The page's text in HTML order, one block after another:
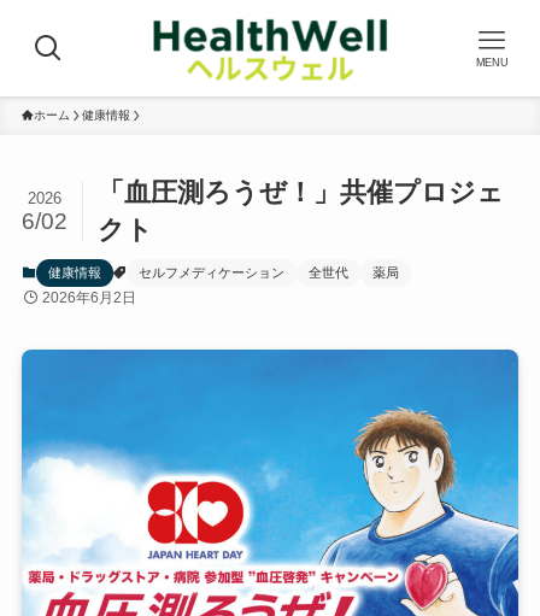
MENU
ホーム 健康情報
「血圧測ろうぜ！」共催プロジェ
クト
2026
6/02
健康情報 セルフメディケーション 全世代 薬局
2026年6月2日